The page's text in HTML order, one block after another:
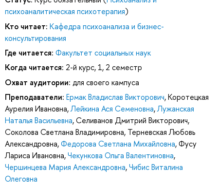
психоаналитическая психотерапия)
Кто читает: Кафедра психоанализа и бизнес-
консультирования
Где читается: Факультет социальных наук
Когда читается: 2-й курс, 1, 2 семестр
Охват аудитории: для своего кампуса
Преподаватели: Ермак Владислав Викторович,Коротецкая
Аурелия Ивановна,Лейкина Ася Семеновна,Лужанская
Наталья Васильевна,Селиванов Дмитрий Викторович,
Соколова Светлана Владимировна, Терневская Любовь
Александровна,Федорова Светлана Михайловна,Фусу
Лариса Ивановна,Чекункова Ольга Валентиновна,
Чершинцева Мария Александровна,Чибис Виталина
Олеговна